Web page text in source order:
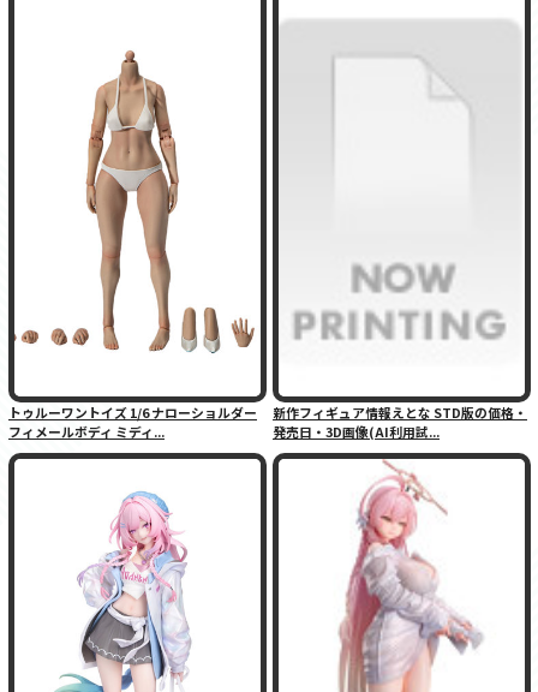
トゥルーワントイズ 1/6 ナローショルダー
フィメールボディ ミディ...
新作フィギュア情報えとな STD版の価格・
発売日・3D画像(AI利用試...